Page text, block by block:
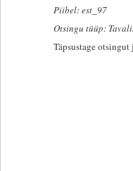
Piibel: est_97
Otsingu tüüp:
Täpsustage